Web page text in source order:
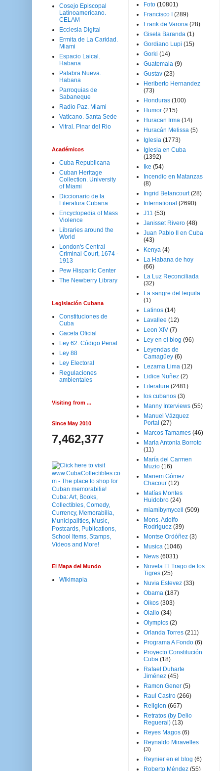
Cosejo Episcopal
Latinoamericano.
CELAM
Ecclesia Digital
Ermita de La Caridad.
Miami
Espacio Laical.
Habana
Palabra Nueva.
Habana
Parroquias de
Sabaneque
Radio Paz. Miami
Vaticano. Santa Sede
Vitral. Pinar del Rio
Académicos
Cuba Republicana
Cuban Heritage
Collection. University
of Miami
Diccionario de la
Literatura Cubana
Encyclopedia of Mass
Violence
Libraries around the
World
London's Central
Criminal Court, 1674 -
1913
Pew Hispanic Center
The Newberry Library
Legislación Cubana
Constituciones de
Cuba
Gaceta Oficial
Ley 62. Código Penal
Ley 88
Ley Electoral
Regulaciones
ambientales
Visiting from ...
Since May 2010
7,462,377
El Mapa del Mundo
Wikimapia
Foto (10801)
Francisco I
(289)
Frank de Varona (28)
Gisela Baranda (1)
Gordiano Lupi (15)
Gorki (14)
Guatemala (9)
Gustav (23)
Heriberto Hernandez
(73)
Honduras (100)
Humor (215)
Huracan Irma (14)
Huracán Melissa (5)
Iglesia (1773)
Iglesia en Cuba
(1392)
Ike (54)
Incendio en Matanzas
(8)
Ingrid Betancourt (28)
International (2690)
J11 (53)
Janisset Rivero (48)
Juan Pablo II en Cuba
(43)
Kenya (4)
La Habana de hoy
(66)
La Luz Reconciliada
(32)
La sangre del tequila
(1)
Latinos (14)
Lavallee (12)
Leon XIV (7)
Ley en el blog (96)
Leyendas de
Camagüey (6)
Lezama Lima (12)
Lidice Nuñez (2)
Literature (2481)
los cubanos (3)
Manny Interviews (55)
Manuel Vázquez
Portal (27)
Marcos Tamames (46)
Maria Antonia Borroto
(11)
María del Carmen
Muzio (16)
Mariem Gómez
Chacour (12)
Matías Montes
Huidobro (24)
miamibymycell
(509)
Mons. Adolfo
Rodriguez (39)
Montse Ordóñez (3)
Musica (1046)
News (6031)
Novela El Trago de los
Tigres (25)
Nuvia Estevez (33)
Obama (187)
Oikos (303)
Olallo (34)
Olympics (2)
Orlanda Torres (211)
Programa A Fondo (6)
Proyecto Constitución
Cuba (18)
Rafael Duharte
Jiménez (45)
Ramon Gener (5)
Raul Castro (266)
Religion (667)
Retratos (by Delio
Regueral) (13)
Reyes Magos (6)
Reynaldo Miravelles
(3)
Reynier en el blog (6)
Roberto Méndez (55)